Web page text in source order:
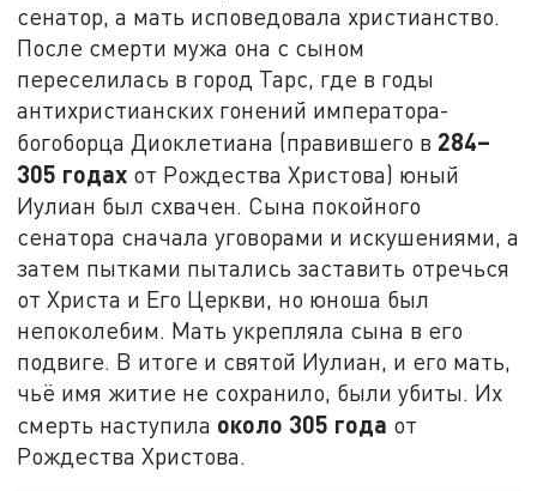
сенатор, а мать исповедовала христианство.
После смерти мужа она с сыном
переселилась в город Тарс, где в годы
антихристианских гонений императора-
богоборца Диоклетиана (правившего в 284–
305 годах от Рождества Христова) юный
Иулиан был схвачен. Сына покойного
сенатора сначала уговорами и искушениями, а
затем пытками пытались заставить отречься
от Христа и Его Церкви, но юноша был
непоколебим. Мать укрепляла сына в его
подвиге. В итоге и святой Иулиан, и его мать,
чьё имя житие не сохранило, были убиты. Их
смерть наступила около 305 года от
Рождества Христова.